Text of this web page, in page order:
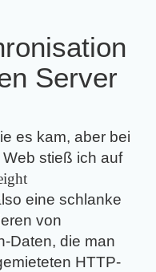
Server
es kam, aber bei
stieß ich auf
eine schlanke
von
Daten, die man
HTTP-